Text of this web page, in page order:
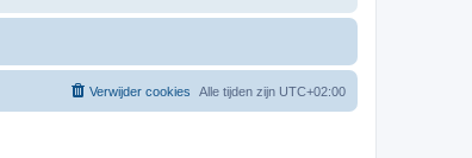
Alle tijden zijn UTC+02:00
Verwijder cookies